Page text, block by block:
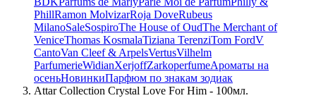
PhillRamon MolvizarRoja DoveRubeus
MilanoSaleSospiroThe House of OudThe Merchant of
VeniceThomas KosmalaTiziana TerenziTom FordV
CantoVan Cleef & ArpelsVertusVilhelm
ParfumerieWidianXerjoffZarkoperfumeАроматы на
осеньНовинкиПарфюм по знакам зодиак
Attar Collection Crystal Love For Him - 100мл.